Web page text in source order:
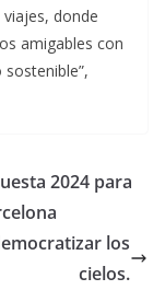
donde
amigables con
2024 para
los
cielos.